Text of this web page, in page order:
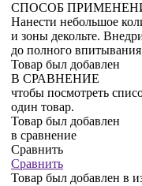
СПОСОБ
Нанести небольшое
и зоны декольте.
до полного
Товар был добавлен
В СРАВНЕНИЕ
чтобы посмотреть
один товар.
Товар был добавлен
в сравнение
Сравнить
Сравнить
Товар был добавлен в